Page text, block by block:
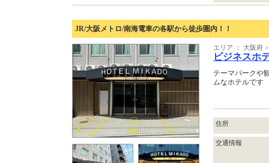
JR/大阪メトロ/南海電車の各駅から徒歩圏内！！
エリア ： 大阪府
ビジネスホ
テーマパークや
ムなホテルです
住所
交通情報